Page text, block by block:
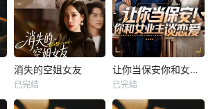
热播
消失的空姐女友
已完结
热播 让你当保安你和女业主谈恋爱
已完结